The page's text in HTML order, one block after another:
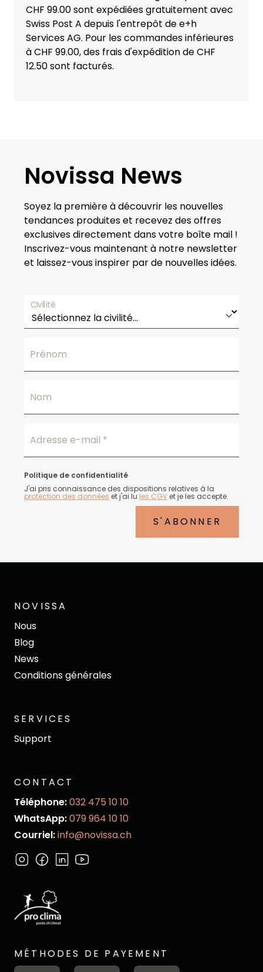
CHF 99.00 sont expédiées gratuitement avec
Swiss Post A depuis l'entrepôt de e+h
Services AG. Pour les commandes inférieures
à CHF 99.00, des frais d'expédition de CHF
12.50 sont facturés.
Novissa News
Soyez la première à découvrir les nouvelles
tendances produites et recevez des offres
exclusives directement dans votre boîte mail !
Inscrivez-vous maintenant à notre newsletter
et laissez-vous inspirer par de nouvelles idées.
Civilité
Prénom
Nom
Adresse e-mail *
Politique de confidentialité
J'ai pris connaissance des dispositions relatives à la
protection des données et j'ai lu les CGV et je les accepte.
S'ABONNER
NOVISSA
Nous
Blog
News
Conditions générales
SERVICES
Support
CONTACT
Téléphone:032 475 10 10
WhatsApp:079 964 10 10
Courriel:info@novissa.ch
MÉTHODES DE PAYEMENT